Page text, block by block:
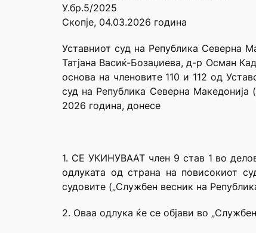
У.бр.5/2025
Скопје, 04.03.2026 година
Уставниот суд на Република Северна
Татјана Васиќ-Бозаџиева, д-р Осман
основа на членовите 110 и 112 од
суд на Република Северна Македонија
2026 година, донесе
1. СЕ УКИНУВААТ член 9 став 1 во
одлуката од страна на повисокиот
судовите („Службен весник на
2. Оваа одлука ќе се објави во